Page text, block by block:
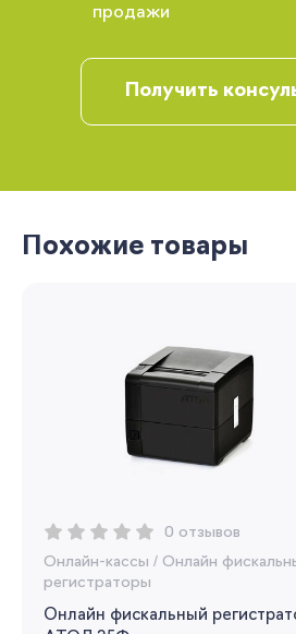
продажи
Получить
Похожие товары
0 отзывов
Онлайн-кассы / Онлайн
регистраторы
Онлайн фискальный
Я согласен на обработку
персональных данных
Запомнить меня
Регистрация
заказов и получать